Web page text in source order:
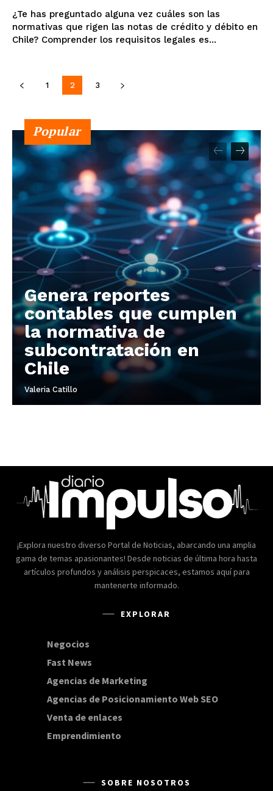
¿Te has preguntado alguna vez cuáles son las
normativas que rigen las notas de crédito y débito en
Chile? Comprender los requisitos legales es...
1 2 3
Popular
Genera reportes
contables que cumplen
la normativa de
subcontratación en
Chile
Valeria Catillo
¡Explora nuestro diverso Portal de Noticias, abarcando una amplia
gama de temas apasionantes! Desde noticias de última hora hasta
artículos profundos y análisis perspicaces, estamos aquí para
mantenerte informado.
EXPLORAR
Negocios
Fast News
Agencias de Marketing
Agencias de Posicionamiento Web SEO20
Venta de enlaces
Emprendimiento
SOBRE NOSOTROS